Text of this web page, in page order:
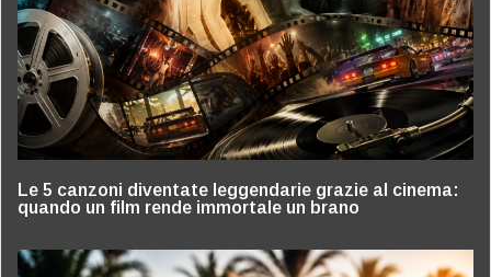
Le 5 canzoni diventate leggendarie grazie al cinema:
quando un film rende immortale un brano